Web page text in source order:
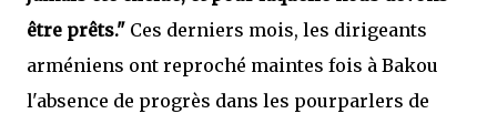
être prêts." Ces derniers mois, les dirigeants
arméniens ont reproché maintes fois à Bakou
l'absence de progrès dans les pourparlers de